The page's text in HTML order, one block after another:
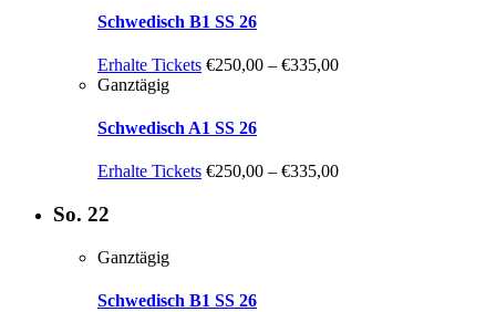
Schwedisch B1 SS 26
Erhalte Tickets €250,00 – €335,00
Ganztägig
Schwedisch A1 SS 26
Erhalte Tickets €250,00 – €335,00
So. 22
Ganztägig
Schwedisch B1 SS 26